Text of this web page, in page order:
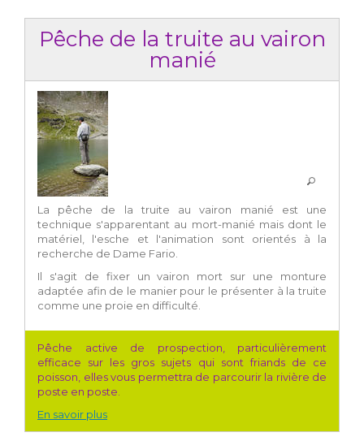
Pêche de la truite au vairon
manié
La pêche de la truite au vairon manié est une
technique s'apparentant au mort-manié mais dont le
matériel, l'esche et l'animation sont orientés à la
recherche de Dame Fario.
Il s'agit de fixer un vairon mort sur une monture
adaptée afin de le manier pour le présenter à la truite
comme une proie en difficulté.
Pêche active de prospection, particulièrement
efficace sur les gros sujets qui sont friands de ce
poisson, elles vous permettra de parcourir la rivière de
poste en poste.
En savoir plus